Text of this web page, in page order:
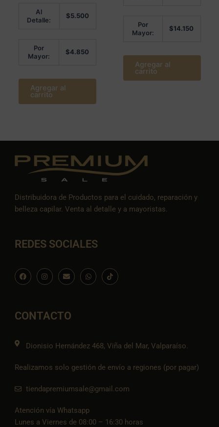
de 5
Al
Detalle:
$5.500
Por
Mayor:
$4.850
Agregar al
carrito
Por
Mayor:
$14.150
Agregar al
carrito
Distribuidora de Productos para el cuidado, reparación y
belleza capilar. Venta al detalle y a mayoristas.
REDES SOCIALES
F
a
c
o
k
I
n
s
r
a
E
n
v
p
e
W
h
a
I
c
o
CONTACTO
Dionisio Hernández 468, Viña del Mar, Valparaíso.
Realizamos solo gestión de envío a regiones (por pagar)
tiendapremiumsale@gmail.com
Atención vía Whatsapp
Lunes a Viernes de 08:00 – 16:30 horas